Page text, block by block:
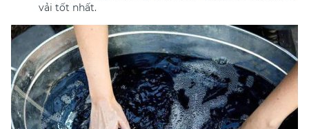
vải tốt nhất.